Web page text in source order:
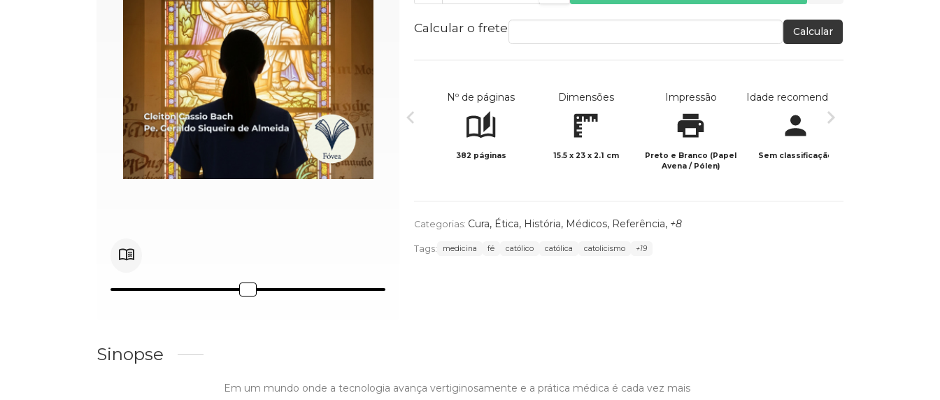
Calcular o frete Calcular
Nº de páginas
382 páginas
Dimensões
15.5 x 23 x 2.1 cm
Impressão
Preto e Branco (Papel
Avena / Pólen)
Idade recomendada
Sem classificação
Categorias: Cura, Ética, História, Médicos, Referência, +8
Tags: medicina fé católico católica catolicismo +19
Sinopse
Em um mundo onde a tecnologia avança vertiginosamente e a prática médica é cada vez mais